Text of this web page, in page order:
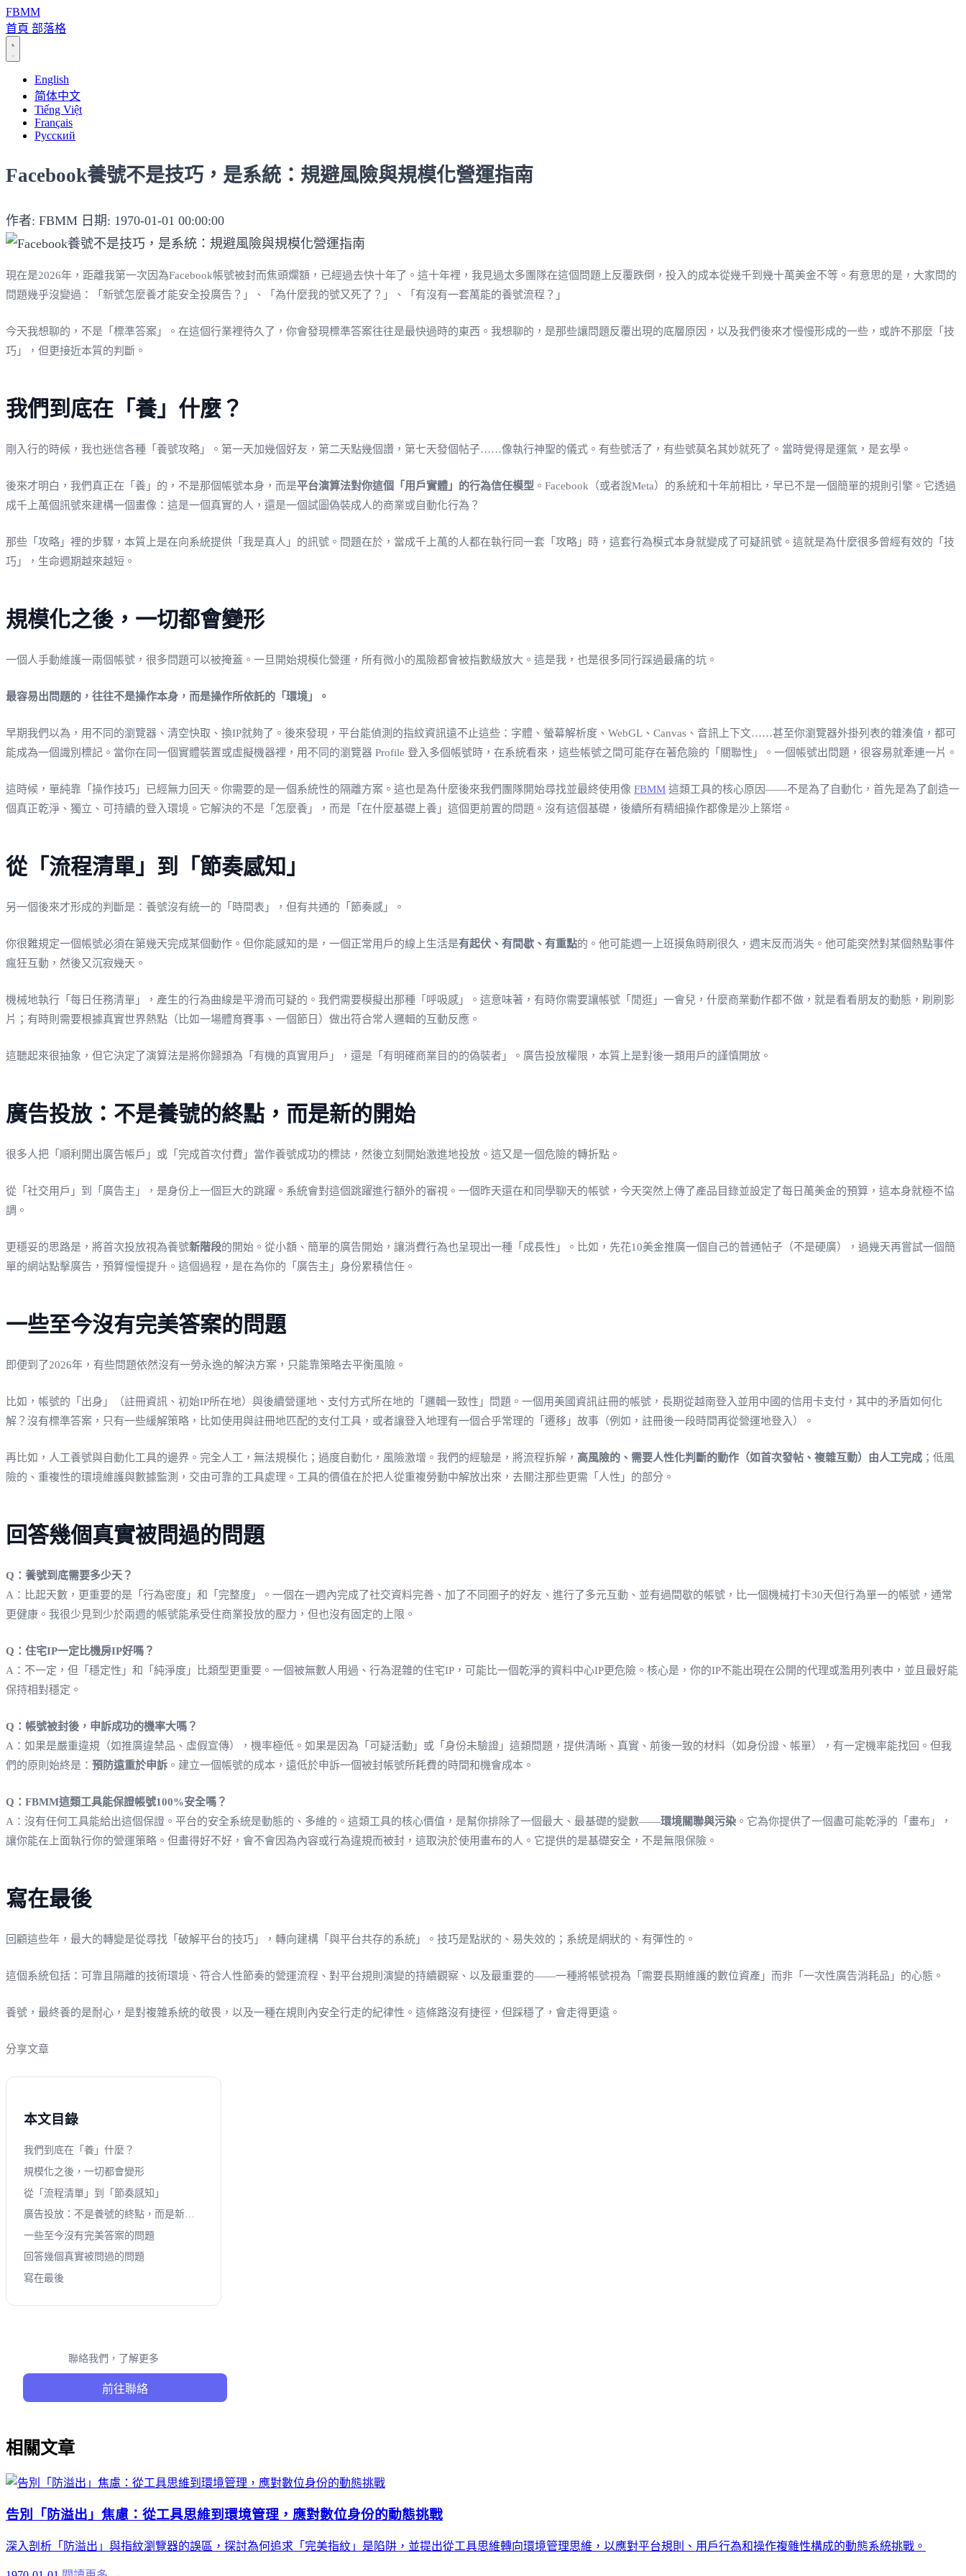
FBMM
首頁 部落格
English
简体中文
Tiếng Việt
Français
Русский
Facebook養號不是技巧，是系統：規避風險與規模化營運指南
作者: FBMM 日期: 1970-01-01 00:00:00
現在是2026年，距離我第一次因為Facebook帳號被封而焦頭爛額，已經過去快十年了。這十年裡，我見過太多團隊在這個問題上反覆跌倒，投入的成本從幾千到幾十萬美金不等。有意思的是，大家問的
問題幾乎沒變過：「新號怎麼養才能安全投廣告？」、「為什麼我的號又死了？」、「有沒有一套萬能的養號流程？」
今天我想聊的，不是「標準答案」。在這個行業裡待久了，你會發現標準答案往往是最快過時的東西。我想聊的，是那些讓問題反覆出現的底層原因，以及我們後來才慢慢形成的一些，或許不那麼「技
巧」，但更接近本質的判斷。
我們到底在「養」什麼？
剛入行的時候，我也迷信各種「養號攻略」。第一天加幾個好友，第二天點幾個讚，第七天發個帖子……像執行神聖的儀式。有些號活了，有些號莫名其妙就死了。當時覺得是運氣，是玄學。
後來才明白，我們真正在「養」的，不是那個帳號本身，而是平台演算法對你這個「用戶實體」的行為信任模型 。Facebook（或者說Meta）的系統和十年前相比，早已不是一個簡單的規則引擎。它透過
成千上萬個訊號來建構一個畫像：這是一個真實的人，還是一個試圖偽裝成人的商業或自動化行為？
那些「攻略」裡的步驟，本質上是在向系統提供「我是真人」的訊號。問題在於，當成千上萬的人都在執行同一套「攻略」時，這套行為模式本身就變成了可疑訊號。這就是為什麼很多曾經有效的「技
巧」，生命週期越來越短。
規模化之後，一切都會變形
一個人手動維護一兩個帳號，很多問題可以被掩蓋。一旦開始規模化營運，所有微小的風險都會被指數級放大。這是我，也是很多同行踩過最痛的坑。
最容易出問題的，往往不是操作本身，而是操作所依託的「環境」。
早期我們以為，用不同的瀏覽器、清空快取、換IP就夠了。後來發現，平台能偵測的指紋資訊遠不止這些：字體、螢幕解析度、WebGL、Canvas、音訊上下文……甚至你瀏覽器外掛列表的雜湊值，都可
能成為一個識別標記。當你在同一個實體裝置或虛擬機器裡，用不同的瀏覽器 Profile 登入多個帳號時，在系統看來，這些帳號之間可能存在著危險的「關聯性」。一個帳號出問題，很容易就牽連一片。
這時候，單純靠「操作技巧」已經無力回天。你需要的是一個系統性的隔離方案。這也是為什麼後來我們團隊開始尋找並最終使用像 FBMM 這類工具的核心原因——不是為了自動化，首先是為了創造一
個真正乾淨、獨立、可持續的登入環境。它解決的不是「怎麼養」，而是「在什麼基礎上養」這個更前置的問題。沒有這個基礎，後續所有精細操作都像是沙上築塔。
從「流程清單」到「節奏感知」
另一個後來才形成的判斷是：養號沒有統一的「時間表」，但有共通的「節奏感」。
你很難規定一個帳號必須在第幾天完成某個動作。但你能感知的是，一個正常用戶的線上生活是有起伏、有間歇、有重點的。他可能週一上班摸魚時刷很久，週末反而消失。他可能突然對某個熱點事件
瘋狂互動，然後又沉寂幾天。
機械地執行「每日任務清單」，產生的行為曲線是平滑而可疑的。我們需要模擬出那種「呼吸感」。這意味著，有時你需要讓帳號「閒逛」一會兒，什麼商業動作都不做，就是看看朋友的動態，刷刷影
片；有時則需要根據真實世界熱點（比如一場體育賽事、一個節日）做出符合常人邏輯的互動反應。
這聽起來很抽象，但它決定了演算法是將你歸類為「有機的真實用戶」，還是「有明確商業目的的偽裝者」。廣告投放權限，本質上是對後一類用戶的謹慎開放。
廣告投放：不是養號的終點，而是新的開始
很多人把「順利開出廣告帳戶」或「完成首次付費」當作養號成功的標誌，然後立刻開始激進地投放。這又是一個危險的轉折點。
從「社交用戶」到「廣告主」，是身份上一個巨大的跳躍。系統會對這個跳躍進行額外的審視。一個昨天還在和同學聊天的帳號，今天突然上傳了產品目錄並設定了每日萬美金的預算，這本身就極不協
調。
更穩妥的思路是，將首次投放視為養號新階段的開始。從小額、簡單的廣告開始，讓消費行為也呈現出一種「成長性」。比如，先花10美金推廣一個自己的普通帖子（不是硬廣），過幾天再嘗試一個簡
單的網站點擊廣告，預算慢慢提升。這個過程，是在為你的「廣告主」身份累積信任。
一些至今沒有完美答案的問題
即便到了2026年，有些問題依然沒有一勞永逸的解決方案，只能靠策略去平衡風險。
比如，帳號的「出身」（註冊資訊、初始IP所在地）與後續營運地、支付方式所在地的「邏輯一致性」問題。一個用美國資訊註冊的帳號，長期從越南登入並用中國的信用卡支付，其中的矛盾如何化
解？沒有標準答案，只有一些緩解策略，比如使用與註冊地匹配的支付工具，或者讓登入地理有一個合乎常理的「遷移」故事（例如，註冊後一段時間再從營運地登入）。
再比如，人工養號與自動化工具的邊界。完全人工，無法規模化；過度自動化，風險激增。我們的經驗是，將流程拆解， 高風險的、需要人性化判斷的動作（如首次發帖、複雜互動）由人工完成 ；低風
險的、重複性的環境維護與數據監測，交由可靠的工具處理。工具的價值在於把人從重複勞動中解放出來，去關注那些更需「人性」的部分。
回答幾個真實被問過的問題
Q：養號到底需要多少天？
A：比起天數，更重要的是「行為密度」和「完整度」。一個在一週內完成了社交資料完善、加了不同圈子的好友、進行了多元互動、並有過間歇的帳號，比一個機械打卡30天但行為單一的帳號，通常
更健康。我很少見到少於兩週的帳號能承受住商業投放的壓力，但也沒有固定的上限。
Q：住宅IP一定比機房IP好嗎？
A：不一定，但「穩定性」和「純淨度」比類型更重要。一個被無數人用過、行為混雜的住宅IP，可能比一個乾淨的資料中心IP更危險。核心是，你的IP不能出現在公開的代理或濫用列表中，並且最好能
保持相對穩定。
Q：帳號被封後，申訴成功的機率大嗎？
A：如果是嚴重違規（如推廣違禁品、虛假宣傳），機率極低。如果是因為「可疑活動」或「身份未驗證」這類問題，提供清晰、真實、前後一致的材料（如身份證、帳單），有一定機率能找回。但我
們的原則始終是： 預防遠重於申訴 。建立一個帳號的成本，遠低於申訴一個被封帳號所耗費的時間和機會成本。
Q：FBMM這類工具能保證帳號100%安全嗎？
A：沒有任何工具能給出這個保證。平台的安全系統是動態的、多維的。這類工具的核心價值，是幫你排除了一個最大、最基礎的變數——環境關聯與污染 。它為你提供了一個盡可能乾淨的「畫布」，
讓你能在上面執行你的營運策略。但畫得好不好，會不會因為內容或行為違規而被封，這取決於使用畫布的人。它提供的是基礎安全，不是無限保險。
寫在最後
回顧這些年，最大的轉變是從尋找「破解平台的技巧」，轉向建構「與平台共存的系統」。技巧是點狀的、易失效的；系統是網狀的、有彈性的。
這個系統包括：可靠且隔離的技術環境、符合人性節奏的營運流程、對平台規則演變的持續觀察、以及最重要的——一種將帳號視為「需要長期維護的數位資產」而非「一次性廣告消耗品」的心態。
養號，最終養的是耐心，是對複雜系統的敬畏，以及一種在規則內安全行走的紀律性。這條路沒有捷徑，但踩穩了，會走得更遠。
分享文章
本文目錄
我們到底在「養」什麼？
規模化之後，一切都會變形
從「流程清單」到「節奏感知」
廣告投放：不是養號的終點，而是新的開始
一些至今沒有完美答案的問題
回答幾個真實被問過的問題
寫在最後
聯絡我們，了解更多
前往聯絡
相關文章
告別「防溢出」焦慮：從工具思維到環境管理，應對數位身份的動態挑戰
深入剖析「防溢出」與指紋瀏覽器的誤區，探討為何追求「完美指紋」是陷阱，並提出從工具思維轉向環境管理思維，以應對平台規則、用戶行為和操作複雜性構成的動態系統挑戰。